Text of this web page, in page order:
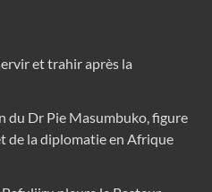
et trahir après la
du Dr Pie Masumbuko, figure
de la diplomatie en Afrique